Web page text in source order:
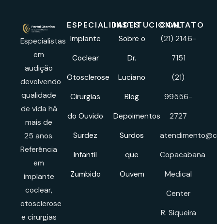
Especialistas
em
audição
devolvendo
qualidade
de vida há
mais de
25 anos.
Referência
em
implante
coclear,
otosclerose
e cirurgias
ESPECIALIDADES
Implante
Coclear
Otosclerose
Cirurgias
do Ouvido
Surdez
Infantil
Zumbido
INSTITUCIONAL
Sobre o
Dr.
Luciano
Blog
Depoimentos
Surdos
que
Ouvem
CONTATO
(21) 2146-
7151
(21)
99556-
2727
Copacabana
Medical
Center
R. Siqueira